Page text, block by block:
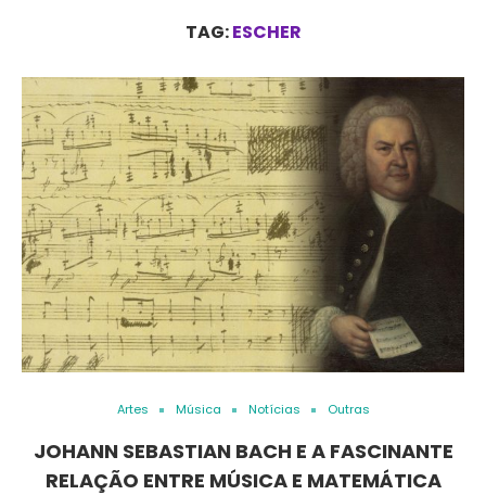
TAG:ESCHER
Artes Música Notícias Outras
JOHANN SEBASTIAN BACH E A FASCINANTE
RELAÇÃO ENTRE MÚSICA E MATEMÁTICA